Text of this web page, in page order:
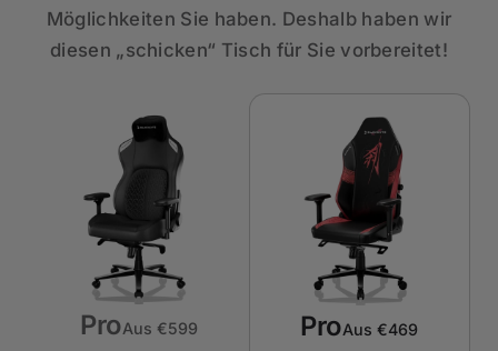
Möglichkeiten Sie haben. Deshalb haben wir
diesen „schicken“ Tisch für Sie vorbereitet!
ProAus €599 ProAus €469